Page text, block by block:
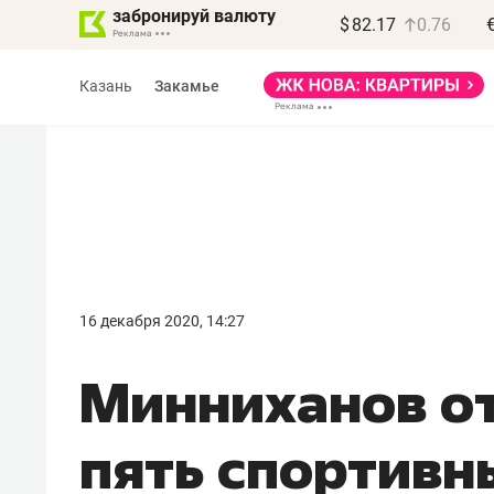
забронируй валюту $ 82.17 0.76
Казань Закамье
16 декабря 2020, 14:27
​Минниханов
пять
правил, бизнес может
потерять минимум